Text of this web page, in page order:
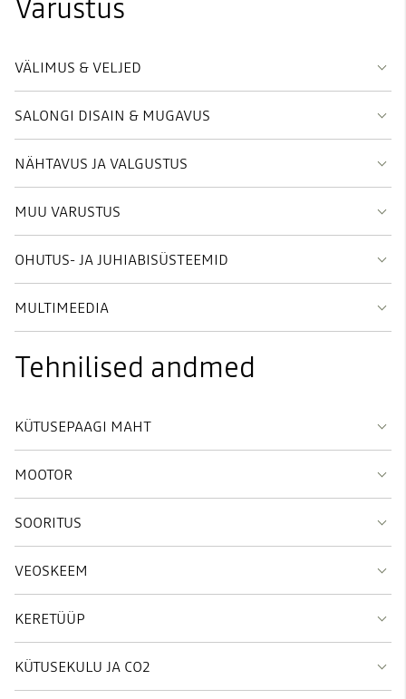
Varustus
VÄLIMUS & VELJED
SALONGI DISAIN & MUGAVUS
NÄHTAVUS JA VALGUSTUS
MUU VARUSTUS
OHUTUS- JA JUHIABISÜSTEEMID
MULTIMEEDIA
Tehnilised andmed
KÜTUSEPAAGI MAHT
MOOTOR
SOORITUS
VEOSKEEM
KERETÜÜP
KÜTUSEKULU JA CO2